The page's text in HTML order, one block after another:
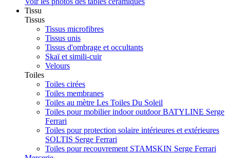
Tissu
Tissus
Tissus microfibres
Tissus unis
Tissus d'ombrage et occultants
Skaï et simili-cuir
Velours
Toiles
Toiles cirées
Toiles membranes
Toiles au mètre Les Toiles Du Soleil
Toiles pour mobilier indoor outdoor BATYLINE Serge
Ferrari
Toiles pour protection solaire intérieures et extérieures
SOLTIS Serge Ferrari
Toiles pour recouvrement STAMSKIN Serge Ferrari